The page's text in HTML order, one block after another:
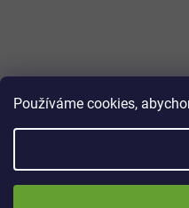
Používáme cookies,